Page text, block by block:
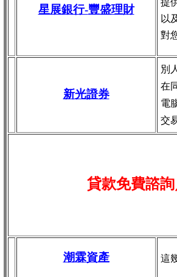
星展銀行-豐盛理財
提
以
對
新光證券
別
在
電
交
貸款免費諮
潮霖資產 這